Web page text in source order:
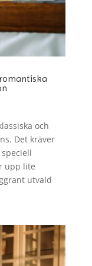
och
Det kräver
upp lite
utvald